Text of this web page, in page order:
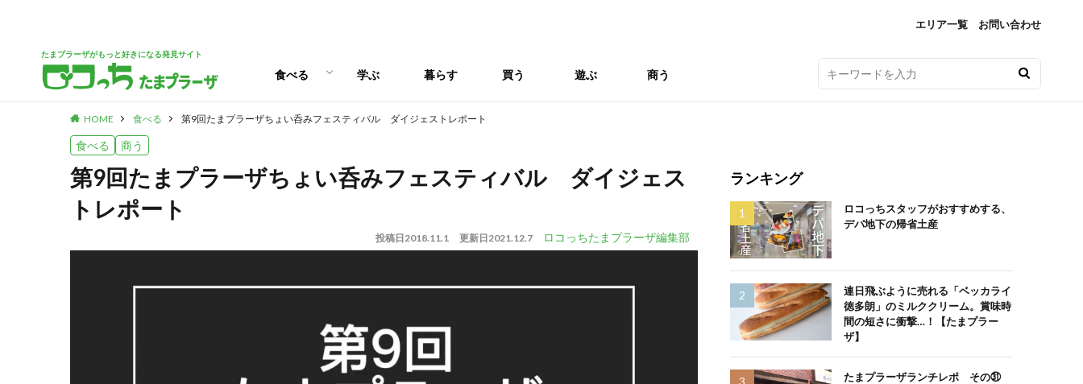
エリア一覧 お問い合わせ
たまプラーザがもっと好きになる発見サイト
食べる
パン
スイーツ
ランチ
カフェ
学ぶ 暮らす 買う 遊ぶ 商う
HOME 食べる 第9回たまプラーザちょい呑みフェスティバル ダイジェストレポート
食べる 商う
第9回たまプラーザちょい呑みフェスティバル ダイジェス
トレポート
投稿日2018.11.1 更新日2021.12.7 ロコっちたまプラーザ編集部
ランキング
ロコっちスタッフがおすすめする、
デパ地下の帰省土産
連日飛ぶように売れる「ベッカライ
徳多朗」のミルククリーム。賞味時
間の短さに衝撃…！【たまプラー
ザ】
たまプラーザランチレポ その㉛